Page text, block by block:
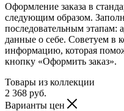
Оформление заказа в
следующим образом.
последовательным этапам:
данные о себе. Советуем в
информацию, которая
кнопку «Оформить заказ».
Товары из коллекции
2 368 руб.
Варианты цен